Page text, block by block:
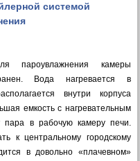
системой
пароувлажнения камеры
Вода нагревается в
внутри корпуса
емкость с нагревательным
пара в рабочую камеру печи.
к центральному городскому
в довольно «плачевном»